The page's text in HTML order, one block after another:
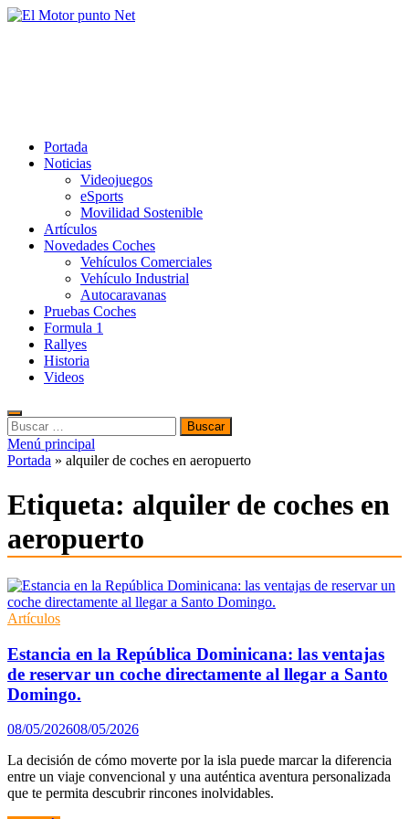
Saltar
Portada
Noticias
Videojuegos
eSports
Movilidad Sostenible
Artículos
Novedades Coches
Vehículos Comerciales
Vehículo Industrial
Autocaravanas
Pruebas Coches
Formula 1
Rallyes
Historia
Videos
Buscar:
Menú principal
Portada » alquiler de coches en aeropuerto
Etiqueta: alquiler de coches en
aeropuerto
Artículos
Estancia en la República Dominicana: las ventajas
de reservar un coche directamente al llegar a Santo
Domingo.
08/05/202608/05/2026
La decisión de cómo moverte por la isla puede marcar la diferencia
entre un viaje convencional y una auténtica aventura personalizada
que te permita descubrir rincones inolvidables.